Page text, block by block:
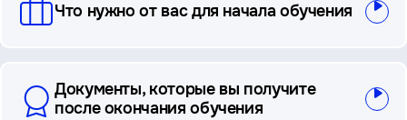
Что нужно от вас для начала обучения
Документы, которые вы получите
после окончания обучения